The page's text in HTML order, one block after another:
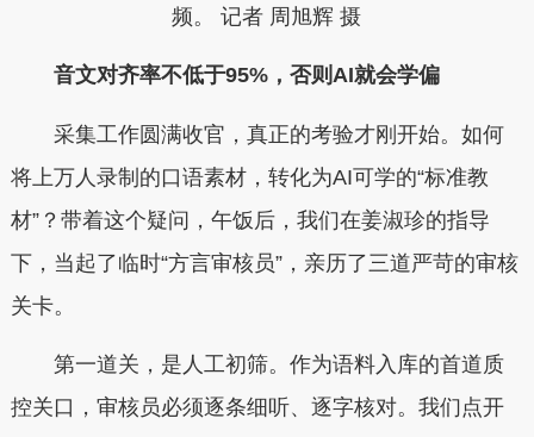
频。 记者 周旭辉 摄
音文对齐率不低于95%，否则AI就会学偏
采集工作圆满收官，真正的考验才刚开始。如何
将上万人录制的口语素材，转化为AI可学的“标准教
材”？带着这个疑问，午饭后，我们在姜淑珍的指导
下，当起了临时“方言审核员”，亲历了三道严苛的审核
关卡。
第一道关，是人工初筛。作为语料入库的首道质
控关口，审核员必须逐条细听、逐字核对。我们点开